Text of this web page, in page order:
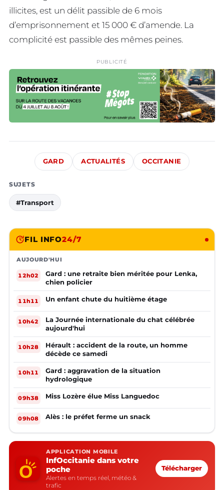
illicites, est un délit passible de 6 mois
d’emprisonnement et 15 000 € d’amende. La
complicité est passible des mêmes peines.
PUBLICITÉ
GARD ACTUALITÉS OCCITANIE
SUJETS
#Transport
FIL INFO24/7
AUJOURD'HUI
12h02
Gard : une retraite bien méritée pour Lenka,
chien policier
11h11 Un enfant chute du huitième étage
10h42
La Journée internationale du chat célébrée
aujourd'hui
10h28
Hérault : accident de la route, un homme
décède ce samedi
10h11
Gard : aggravation de la situation
hydrologique
09h38 Miss Lozère élue Miss Languedoc
09h08 Alès : le préfet ferme un snack
APPLICATION MOBILE
InfOccitanie dans votre
poche
Alertes en temps réel, météo &
trafic
Télécharger